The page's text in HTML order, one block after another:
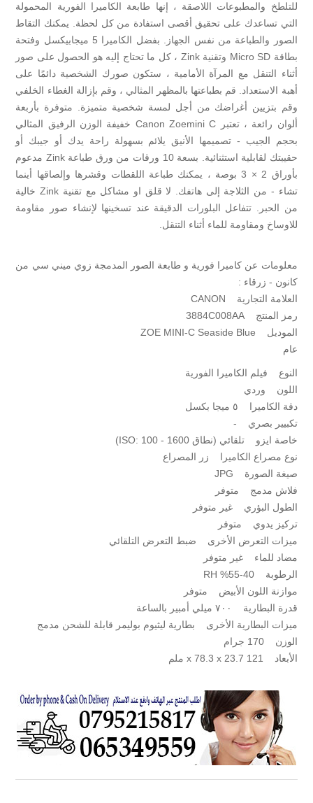
للتلطخ والمطبوعات اللاصقة ، إنها طابعة الكاميرا الفورية المحمولة
التي تساعدك على تحقيق أقصى استفادة من كل لحظة. يمكنك التقاط
الصور والطباعة من نفس الجهاز. بفضل الكاميرا 5 ميجابيكسل وفتحة
بطاقة Micro SD وتقنية Zink ، كل ما تحتاج إليه هو الحصول على صور
أثناء التنقل مع المرآة الأمامية ، ستكون صورك الشخصية دائمًا على
أهبة الاستعداد. قم بطباعتها بالمظهر المثالي ، وقم بإزالة الغطاء الخلفي
وقم بتزيين أغراضك من أجل لمسة شخصية متميزة. متوفرة بأربعة
ألوان رائعة ، تعتبر Canon Zoemini C خفيفة الوزن الرفيق المثالي
بحجم الجيب - تصميمها الأنيق يلائم بسهولة راحة يدك أو جيبك أو
حقيبتك لقابلية استثنائية. بسعة 10 ورقات من ورق طباعة Zink مدعوم
بأوراق 2 × 3 بوصة ، يمكنك طباعة اللقطات وقشرها وإلصاقها أينما
تشاء - من الثلاجة إلى هاتفك. لا قلق او مشاكل مع تقنية Zink خالية
من الحبر. تتفاعل البلورات الدقيقة عند تسخينها لإنشاء صور مقاومة
للاوساخ ومقاومة للماء أثناء التنقل.
معلومات عن كاميرا فورية و طابعة الصور المدمجة زوي ميني سي من
كانون - زرقاء :
العلامة التجارية CANON
رمز المنتج 3884C008AA
الموديل ZOE MINI-C Seaside Blue
عام
النوع فيلم الكاميرا الفورية
اللون وردي
دقة الكاميرا ٥ ميجا بكسل
تكبيير بصري -
خاصة ايزو تلقائي (نطاق ISO: 100 - 1600)
نوع مصراع الكاميرا زر المصراع
صيغة الصورة JPG
فلاش مدمج متوفر
الطول البؤري غير متوفر
تركيز يدوي متوفر
ميزات التعرض الأخرى ضبط التعرض التلقائي
مضاد للماء غير متوفر
الرطوبة 40-55% RH
موازنة اللون الأبيض متوفر
قدرة البطارية ٧٠٠ ميلي أمبير بالساعة
ميزات البطارية الأخرى بطارية ليثيوم بوليمر قابلة للشحن مدمج
الوزن 170 جرام
الأبعاد 121 x 78.3 x 23.7 ملم